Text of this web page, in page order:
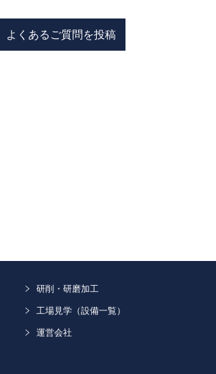
よくあるご質問を投稿
研削・研磨加工
工場見学（設備一覧）
運営会社